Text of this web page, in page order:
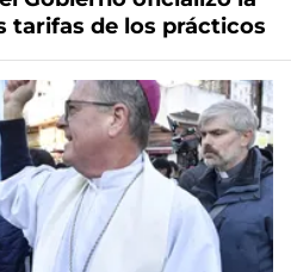
tarifas de los prácticos